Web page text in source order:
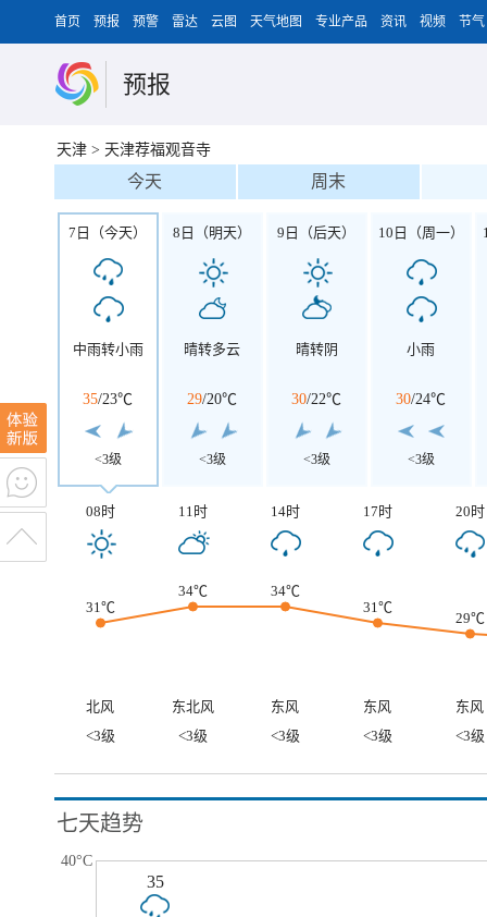
首页 预报 预警 雷达 云图 天气地图 专业产品 资讯 视频 节气
预报
天津 > 天津荐福观音寺
今天 周末
7日（今天）
中雨转小雨
35/23℃
<3级
8日（明天）
晴转多云
29/20℃
<3级
9日（后天）
晴转阴
30/22℃
<3级
10日（周一）
小雨
30/24℃
<3级
08时 11时 14时 17时 20时
31℃
34℃
34℃
31℃
29℃
北风 东北风 东风 东风
东风
<3级
<3级 <3级 <3级 <3级
七天趋势
40°C
35